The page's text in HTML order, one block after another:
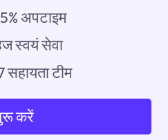
अपटाइम
स्वयं सेवा
टीम
करें